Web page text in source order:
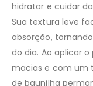
hidratar e cuidar
Sua textura leve
absorção,
do dia. Ao aplicar
macias e com um
de baunilha